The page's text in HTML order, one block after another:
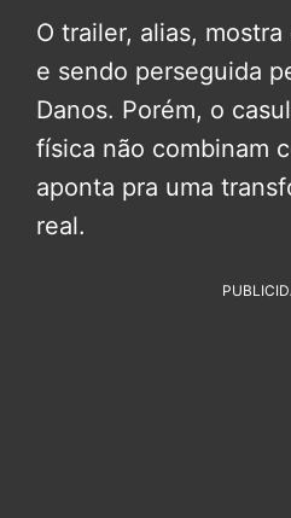
O trailer, alias,
e sendo perseguida
Danos. Porém, o
física não combinam
aponta pra uma
real.